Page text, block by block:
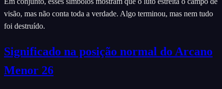
visão, mas não conta toda a verdade. Algo terminou, mas nem tudo
foi destruído.
Significado na posição normal do Arcano
Menor 26